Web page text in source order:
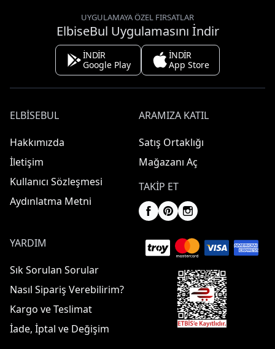
UYGULAMAYA ÖZEL FIRSATLAR
ElbiseBul Uygulamasını İndir
İNDİR
Google Play
İNDİR
App Store
ELBISEBUL
Hakkımızda
İletişim
Kullanıcı Sözleşmesi
Aydınlatma Metni
ARAMIZA KATIL
Satış Ortaklığı
Mağazanı Aç
TAKIP ET
YARDIM
Sık Sorulan Sorular
Nasıl Sipariş Verebilirim?
Kargo ve Teslimat
İade, İptal ve Değişim